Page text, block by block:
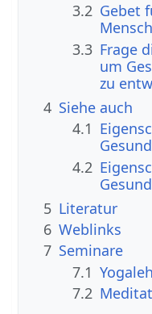
3.2 Gebet
3.3 Frage
um
zu
4 Siehe auch
4.1
4.2
5 Literatur
6 Weblinks
7 Seminare
7.1
7.2